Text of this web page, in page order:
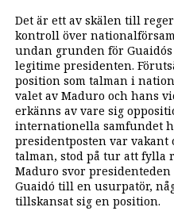
Det är ett av skälen till
kontroll över
undan grunden för
legitime presidenten.
position som talman i
valet av Maduro och hans
erkänns av vare sig
internationella samfundet
presidentposten var vakant
talman, stod på tur att fylla
Maduro svor
Guaidó till en usurpatör,
tillskansat sig en position.